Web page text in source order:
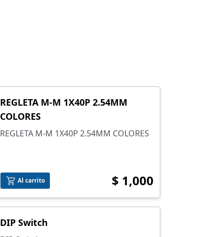
REGLETA M-M 1X40P 2.54MM
COLORES
REGLETA M-M 1X40P 2.54MM COLORES
Al carrito $ 1,000
DIP Switch